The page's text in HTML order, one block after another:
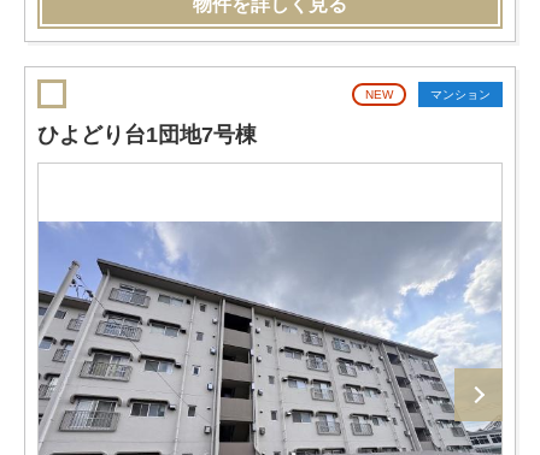
物件を詳しく見る
NEW マンション
ひよどり台1団地7号棟